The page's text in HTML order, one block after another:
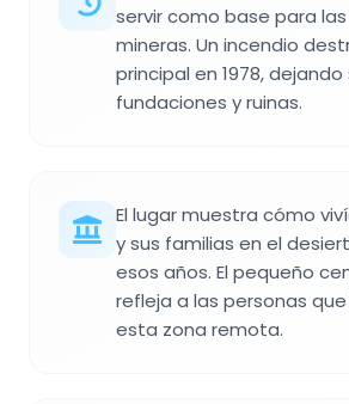
servir como base para
mineras. Un incendio
principal en 1978, dejando
fundaciones y ruinas.
El lugar muestra cómo
y sus familias en el
esos años. El pequeño
refleja a las personas
esta zona remota.